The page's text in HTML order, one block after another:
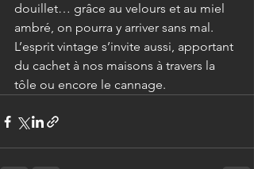
douillet… grâce au velours et au miel
ambré, on pourra y arriver sans mal.
L’esprit vintage s’invite aussi, apportant
du cachet à nos maisons à travers la
tôle ou encore le cannage.